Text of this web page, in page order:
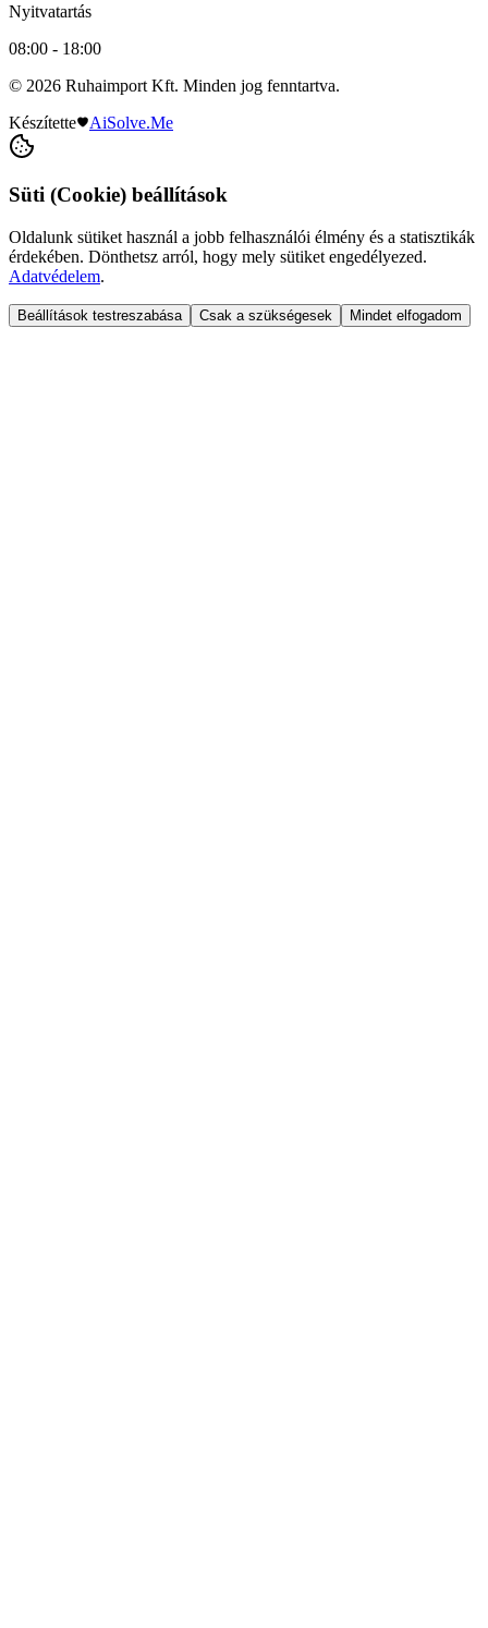
Nyitvatartás
08:00 - 18:00
© 2026 Ruhaimport Kft. Minden jog fenntartva.
Készítette
AiSolve.Me
Süti (Cookie) beállítások
Oldalunk sütiket használ a jobb felhasználói élmény és a statisztikák
érdekében. Dönthetsz arról, hogy mely sütiket engedélyezed.
Adatvédelem.
Beállítások testreszabása Csak a szükségesek Mindet elfogadom